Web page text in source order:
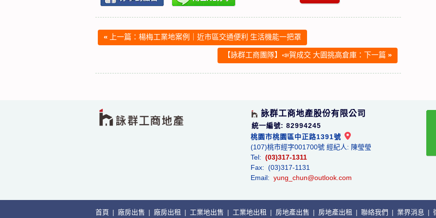
« 上一篇：楊梅工業地案例｜近市區交通便利 生活機能一把罩
【詠群工商團隊】📣賀成交 大園挑高倉庫：下一篇 »
詠群工商地產股份有限公司
統一編號: 82994245
桃園市桃園區中正路1391號
(107)桃市經字001700號 經紀人: 陳瑩瑩
Tel: (03)317-1311
Fax: (03)317-1131
Email: yung_chun@outlook.com
首頁 | 廠房出售 | 廠房出租 | 工業地出售 | 工業地出租 | 房地產出售 | 房地產出租 | 聯絡我們 | 業界消息 |